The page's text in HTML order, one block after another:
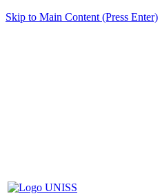
Skip to Main Content (Press Enter)